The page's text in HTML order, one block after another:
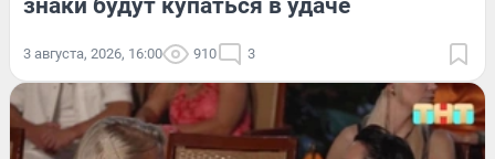
знаки будут купаться в удаче
3 августа, 2026, 16:00 910 3